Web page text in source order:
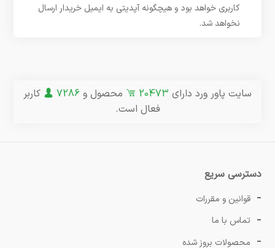
کاربری خواهد بود و هیچگونه آپدیتی به ایمیل خریدار ارسال
نخواهد شد.
سایت پاور ورد دارای 20473 محصول و 7286
کاربر
فعال است.
دسترسی سریع
قوانین و مقررات
تماس با ما
محصولات بروز شده